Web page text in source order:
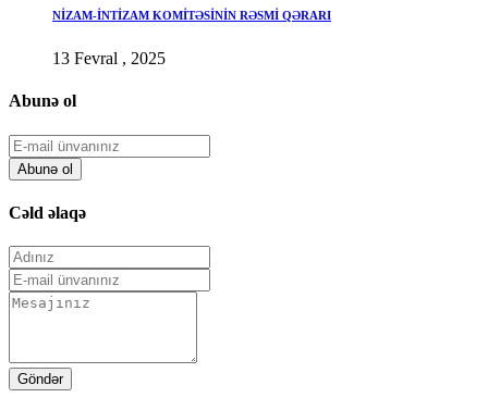
NİZAM-İNTİZAM KOMİTƏSİNİN RƏSMİ QƏRARI
13 Fevral , 2025
Abunə ol
Abunə ol
Cəld əlaqə
Göndər